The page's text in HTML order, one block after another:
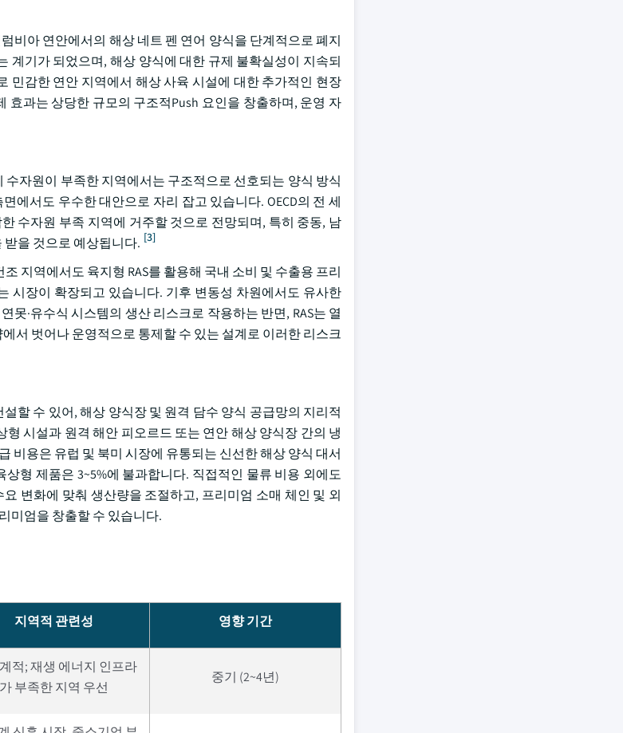
비아 연안에서의 해상 네트 펜 연어 양식을 단계적으로 폐지
계기가 되었으며, 해상 양식에 대한 규제 불확실성이 지속되
민감한 연안 지역에서 해상 사육 시설에 대한 추가적인 현장
과는 상당한 규모의 구조적Push 요인을 창출하며, 운영 자
자원이 부족한 지역에서는 구조적으로 선호되는 양식 방식
에서도 우수한 대안으로 자리 잡고 있습니다. OECD의 전 세
수자원 부족 지역에 거주할 것으로 전망되며, 특히 중동, 남
을 것으로 예상됩니다. [3]
지역에서도 육지형 RAS를 활용해 국내 소비 및 수출용 프리
시장이 확장되고 있습니다. 기후 변동성 차원에서도 유사한
·유수식 시스템의 생산 리스크로 작용하는 반면, RAS는 열
서 벗어나 운영적으로 통제할 수 있는 설계로 이러한 리스크
할 수 있어, 해상 양식장 및 원격 담수 양식 공급망의 지리적
시설과 원격 해안 피오르드 또는 연안 해상 양식장 간의 냉
비용은 유럽 및 북미 시장에 유통되는 신선한 해상 양식 대서
형 제품은 3~5%에 불과합니다. 직접적인 물류 비용 외에도
변화에 맞춰 생산량을 조절하고, 프리미엄 소매 체인 및 외
미엄을 창출할 수 있습니다.
지역적 관련성 영향 기간
적; 재생 에너지 인프라
가 부족한 지역 우선
중기 (2~4년)